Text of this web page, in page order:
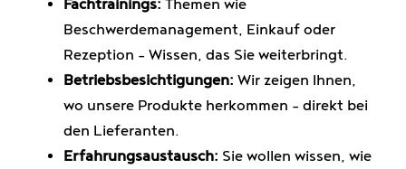
Fachtrainings: Themen wie
Beschwerdemanagement, Einkauf oder
Rezeption – Wissen, das Sie weiterbringt.
Betriebsbesichtigungen: Wir zeigen Ihnen,
wo unsere Produkte herkommen – direkt bei
den Lieferanten.
Erfahrungsaustausch: Sie wollen wissen, wie